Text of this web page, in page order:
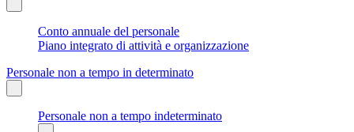
Conto annuale del personale
Piano integrato di attività e organizzazione
Personale non a tempo in determinato
Personale non a tempo indeterminato